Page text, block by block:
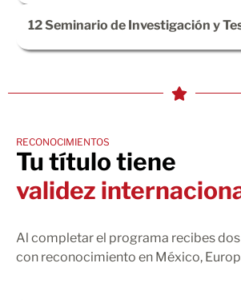
12Seminario de Investigación y
RECONOCIMIENTOS
Tu título tiene
validez
Al completar el programa recibes
con reconocimiento en México,